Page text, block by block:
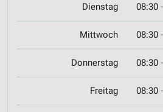
Dienstag 08:30
Mittwoch 08:30
Donnerstag 08:30
Freitag 08:30